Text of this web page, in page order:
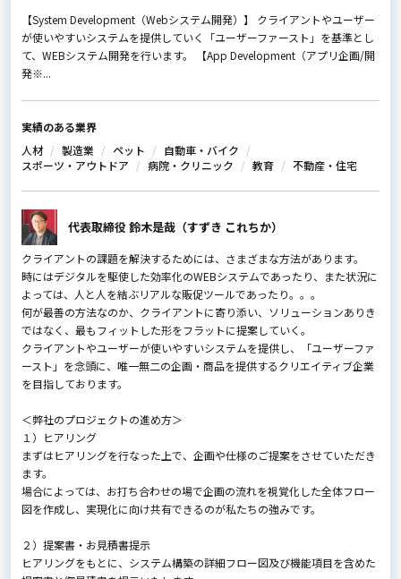
【System Development（Webシステム開発）】 クライアントやユーザー
が使いやすいシステムを提供していく「ユーザーファースト」を基準とし
て、WEBシステム開発を行います。 【App Development（アプリ企画/開
発※...
実績のある業界
人材
製造業 ペット
自動車・バイク
スポーツ・アウトドア
病院・クリニック 教育 不動産・住宅
代表取締役 鈴木是哉（すずき これちか）
クライアントの課題を解決するためには、さまざまな方法があります。
時にはデジタルを駆使した効率化のWEBシステムであったり、また状況に
よっては、人と人を結ぶリアルな販促ツールであったり。。。
何が最善の方法なのか、クライアントに寄り添い、ソリューションありき
ではなく、最もフィットした形をフラットに提案していく。
クライアントやユーザーが使いやすいシステムを提供し、「ユーザーファ
ースト」を念頭に、唯一無二の企画・商品を提供するクリエイティブ企業
を目指しております。
＜弊社のプロジェクトの進め方＞
１）ヒアリング
まずはヒアリングを行なった上で、企画や仕様のご提案をさせていただき
ます。
場合によっては、お打ち合わせの場で企画の流れを視覚化した全体フロー
図を作成し、実現化に向け共有できるのが私たちの強みです。
２）提案書・お見積書提示
ヒアリングをもとに、システム構築の詳細フロー図及び機能項目を含めた